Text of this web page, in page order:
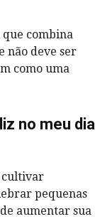
combina
não deve ser
como uma
no meu dia
cultivar
pequenas
aumentar sua